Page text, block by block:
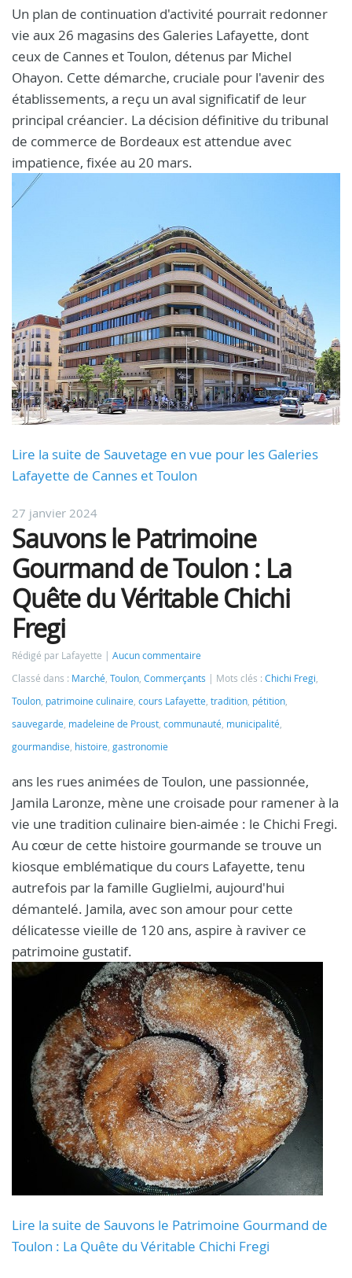
Un plan de continuation d'activité pourrait redonner
vie aux 26 magasins des Galeries Lafayette, dont
ceux de Cannes et Toulon, détenus par Michel
Ohayon. Cette démarche, cruciale pour l'avenir des
établissements, a reçu un aval significatif de leur
principal créancier. La décision définitive du tribunal
de commerce de Bordeaux est attendue avec
impatience, fixée au 20 mars.
Lire la suite de Sauvetage en vue pour les Galeries
Lafayette de Cannes et Toulon
27 janvier 2024
Sauvons le Patrimoine
Gourmand de Toulon : La
Quête du Véritable Chichi
Fregi
Rédigé par Lafayette
Aucun commentaire
Classé dans : Marché, Toulon, Commerçants Mots clés : Chichi Fregi,
Toulon, patrimoine culinaire, cours Lafayette, tradition, pétition,
sauvegarde, madeleine de Proust, communauté, municipalité,
gourmandise, histoire, gastronomie
ans les rues animées de Toulon, une passionnée,
Jamila Laronze, mène une croisade pour ramener à la
vie une tradition culinaire bien-aimée : le Chichi Fregi.
Au cœur de cette histoire gourmande se trouve un
kiosque emblématique du cours Lafayette, tenu
autrefois par la famille Guglielmi, aujourd'hui
démantelé. Jamila, avec son amour pour cette
délicatesse vieille de 120 ans, aspire à raviver ce
patrimoine gustatif.
Lire la suite de Sauvons le Patrimoine Gourmand de
Toulon : La Quête du Véritable Chichi Fregi